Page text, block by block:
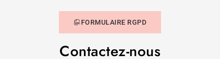
FORMULAIRE RGPD
Contactez-nous